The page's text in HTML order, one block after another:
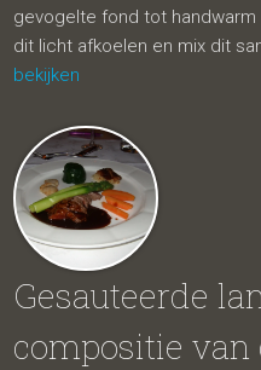
gevogelte fond tot
dit licht afkoelen en mix dit
bekijken
Gesauteerde
compositie van